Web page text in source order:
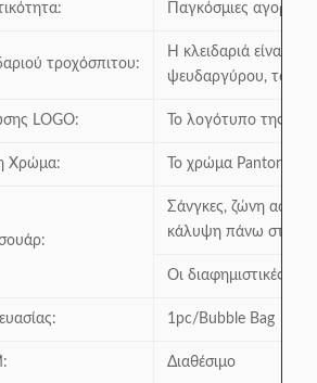
Παγκόσμιες αγορές
τροχόσπιτου:
Η κλειδαριά είναι
ψευδαργύρου, το
LOGO: Το λογότυπο της
Χρώμα: Το χρώμα Panton
Σάνγκες, ζώνη
κάλυψη πάνω στο
Οι διαφημιστικές
1pc/Bubble Bag
Διαθέσιμο